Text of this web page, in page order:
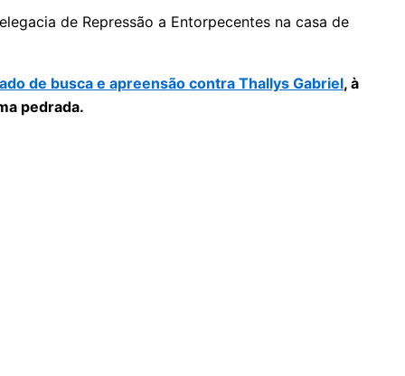
de Repressão a Entorpecentes na casa de
de busca e apreensão contra Thallys Gabriel, à
pedrada.